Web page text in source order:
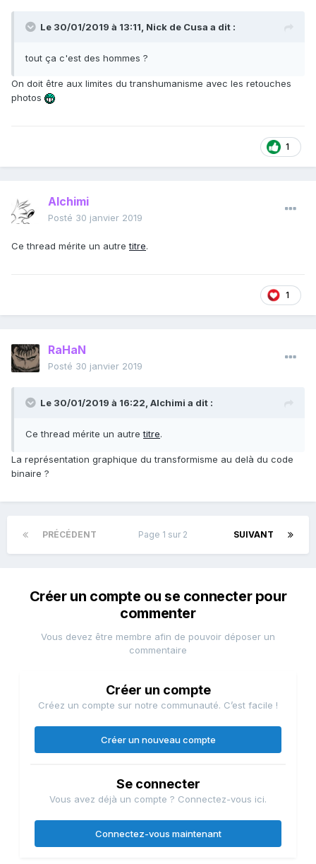
Le 30/01/2019 à 13:11, Nick de Cusa a dit :
tout ça c'est des hommes ?
On doit être aux limites du transhumanisme avec les retouches
photos
1
Alchimi
Posté 30 janvier 2019
Ce thread mérite un autretitre.
1
RaHaN
Posté 30 janvier 2019
Le 30/01/2019 à 16:22, Alchimi a dit :
Ce thread mérite un autretitre.
La représentation graphique du transformisme au delà du code
binaire ?
PRÉCÉDENT SUIVANT
Page 1 sur 2
Créer un compte ou se connecter pour
commenter
Vous devez être membre afin de pouvoir déposer un
commentaire
Créer un compte
Créez un compte sur notre communauté. C’est facile !
Créer un nouveau compte
Se connecter
Vous avez déjà un compte ? Connectez-vous ici.
Connectez-vous maintenant